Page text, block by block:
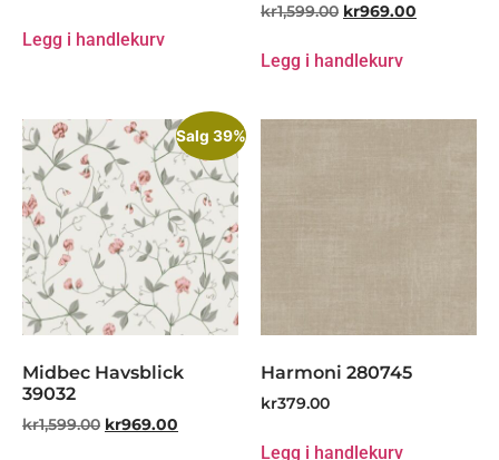
Legg i handlekurv
kr1,599.00 kr969.00
Legg i handlekurv
Salg 39%
Midbec Havsblick
39032
kr1,599.00 kr969.00
Harmoni 280745
kr379.00
Legg i handlekurv